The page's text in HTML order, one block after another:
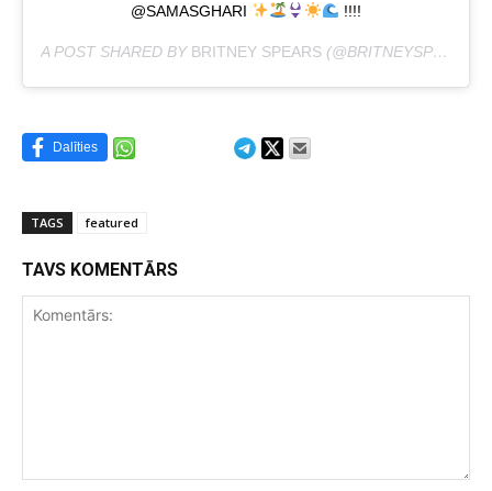
@SAMASGHARI
!!!!
A POST SHARED BY BRITNEY SPEARS (@BRITNEYSPEARS) ON
Dalīties
TAGS featured
TAVS KOMENTĀRS